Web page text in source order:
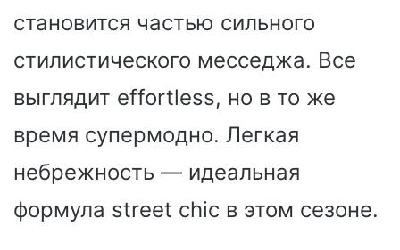
становится частью сильного
стилистического месседжа. Все
выглядит effortless, но в то же
время супермодно. Легкая
небрежность — идеальная
формула street chic в этом сезоне.